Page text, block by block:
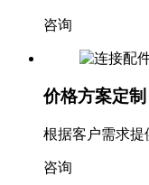
咨询
价格方案定制
根据客户需求提
咨询